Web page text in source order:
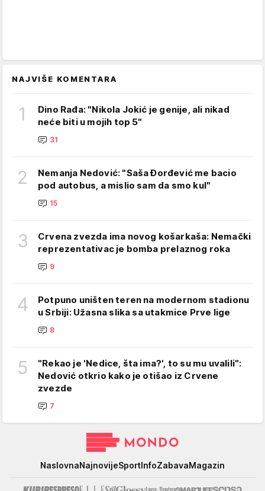
NAJVIŠE KOMENTARA
1
Dino Rađa: "Nikola Jokić je genije, ali nikad
neće biti u mojih top 5"
31
2
Nemanja Nedović: "Saša Đorđević me bacio
pod autobus, a mislio sam da smo kul"
15
3
Crvena zvezda ima novog košarkaša: Nemački
reprezentativac je bomba prelaznog roka
9
4
Potpuno uništen teren na modernom stadionu
u Srbiji: Užasna slika sa utakmice Prve lige
8
5
"Rekao je 'Nedice, šta ima?', to su mu uvalili":
Nedović otkrio kako je otišao iz Crvene
zvezde
7
NaslovnaNajnovijeSportInfoZabavaMagazin